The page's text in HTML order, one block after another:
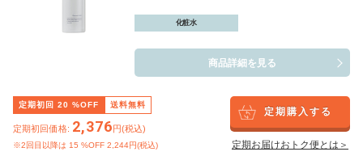
化粧水
商品詳細を見る
定期初回 20 %OFF 送料無料
定期初回価格: 2,376円(税込)
※2回目以降は 15 %OFF 2,244円(税込)
定期購入する
定期お届けおトク便とは＞